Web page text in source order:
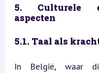
5. Culturele
aspecten
5.1. Taal als
In België, waar